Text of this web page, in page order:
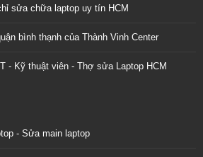
sửa chữa laptop uy tín HCM
bình thạnh của Thành Vinh Center
- Kỹ thuật viên - Thợ sửa Laptop HCM
- Sửa main laptop